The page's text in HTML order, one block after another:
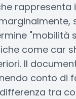
rappresenta
"mobilità
come car
Il
conto di
tra